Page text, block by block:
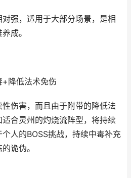
强，适用于大部分场景，是相
成。
降低法术免伤
伤害，而且由于附带的降低法
合灵州的灼烧流阵型，将持续
人的BOSS挑战，持续中毒补充
诡伪。